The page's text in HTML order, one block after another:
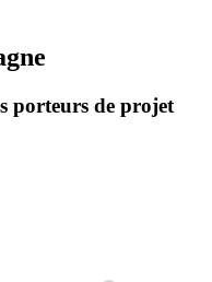
porteurs de projet